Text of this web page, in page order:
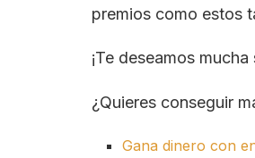
premios como estos
¡Te deseamos mucha
¿Quieres conseguir
Gana dinero con